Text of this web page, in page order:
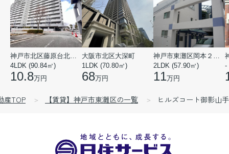
神戸市北区藤原台北町５丁目
4LDK (90.84㎡)
10.8万円
大阪市北区大深町
1LDK (70.80㎡)
68万円
神戸市東灘区岡本２丁目
2LDK (57.90㎡)
11万円
-
産TOP 【賃貸】神戸市東灘区の一覧 ヒルズコート御影山手